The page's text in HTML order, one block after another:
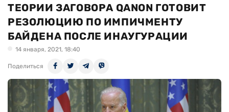
ТЕОРИИ ЗАГОВОРА QANON ГОТОВИТ
РЕЗОЛЮЦИЮ ПО ИМПИЧМЕНТУ
БАЙДЕНА ПОСЛЕ ИНАУГУРАЦИИ
14 января, 2021, 18:40
Поделиться